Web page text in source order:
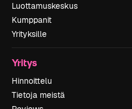
Luottamuskeskus
Kumppanit
Yrityksille
Yritys
Hinnoittelu
Tietoja meistä